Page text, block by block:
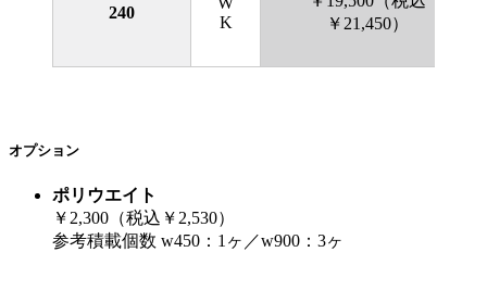
240
K
￥21,450）
オプション
ポリウエイト
￥2,300（税込￥2,530）
参考積載個数 w450：1ヶ／w900：3ヶ